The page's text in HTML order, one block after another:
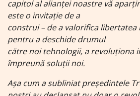
capitol al alianței noastre vă
este o invitație de a
construi – de a valorifica
pentru a deschide drumul
către noi tehnologii, a revoluționa
împreună soluții noi.
Așa cum a subliniat președintele